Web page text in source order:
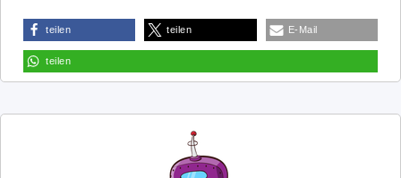
teilen teilen E-Mail
teilen